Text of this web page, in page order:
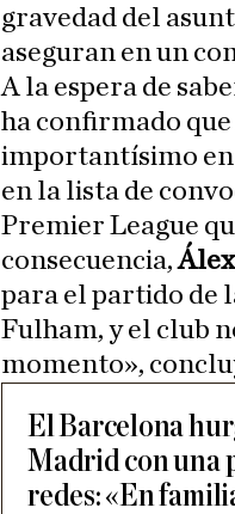
gravedad del
aseguran en un
A la espera de
ha confirmado
importantísimo en
en la lista de
Premier League
consecuencia,
para el partido de
Fulham, y el club
momento»,
El Barcelona
Madrid con una
redes: «En